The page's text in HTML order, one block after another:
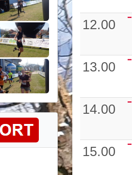
12.00
13.00
14.00
15.00